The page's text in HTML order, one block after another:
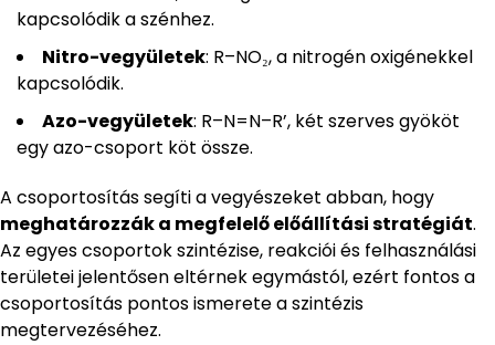
kapcsolódik a szénhez.
Nitro-vegyületek: R–NO₂, a nitrogén oxigénekkel
kapcsolódik.
Azo-vegyületek: R–N=N–R’, két szerves gyököt
egy azo-csoport köt össze.
A csoportosítás segíti a vegyészeket abban, hogy
meghatározzák a megfelelő előállítási stratégiát.
Az egyes csoportok szintézise, reakciói és felhasználási
területei jelentősen eltérnek egymástól, ezért fontos a
csoportosítás pontos ismerete a szintézis
megtervezéséhez.